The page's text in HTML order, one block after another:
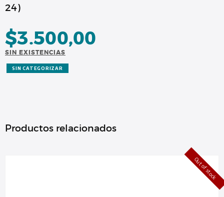
24)
$3.500,00
SIN EXISTENCIAS
SIN CATEGORIZAR
Productos relacionados
Out of stock